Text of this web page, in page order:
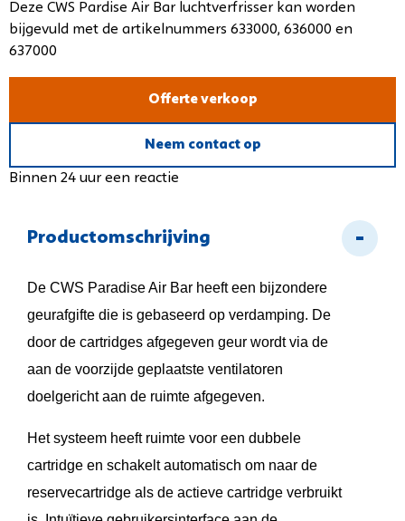
Deze CWS Pardise Air Bar luchtverfrisser kan worden
bijgevuld met de artikelnummers 633000, 636000 en
637000
Offerte verkoop
Neem contact op
Binnen 24 uur een reactie
Productomschrijving
De CWS Paradise Air Bar heeft een bijzondere
geurafgifte die is gebaseerd op verdamping. De
door de cartridges afgegeven geur wordt via de
aan de voorzijde geplaatste ventilatoren
doelgericht aan de ruimte afgegeven.
Het systeem heeft ruimte voor een dubbele
cartridge en schakelt automatisch om naar de
reservecartridge als de actieve cartridge verbruikt